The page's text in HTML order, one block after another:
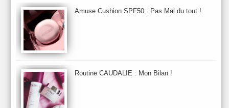
Aurelia London
Aurelia Probiotic
AUTOMNE 2012
Automne 2013
Baija
Bain
BB et CC Crème
Beauty Relooking
Bio Mécanique du Vieillissement
Bioderma
Bioeffect
Biolage
Biotherm
Botanicals
Botimyst
Amuse Cushion SPF50 : Pas Mal du tout !
Routine CAUDALIE : Mon Bilan !